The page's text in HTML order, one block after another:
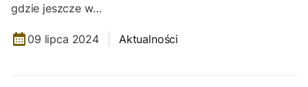
gdzie jeszcze w…
09 lipca 2024 Aktualności